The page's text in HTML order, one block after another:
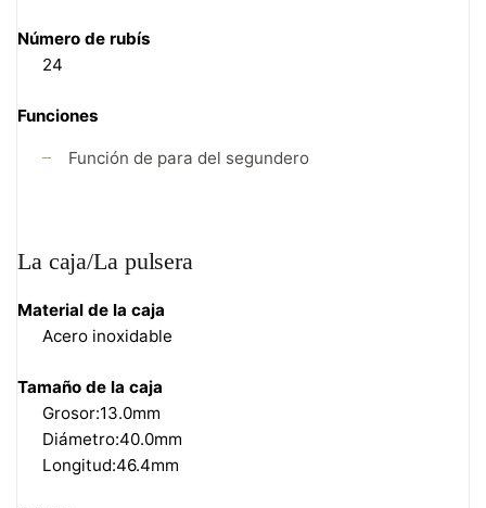
Número de rubís
24
Funciones
Función de para del segundero
La caja/La pulsera
Material de la caja
Acero inoxidable
Tamaño de la caja
Grosor:13.0mm
Diámetro:40.0mm
Longitud:46.4mm